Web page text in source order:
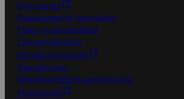
Oiva-raportit
Osuuskauppojen yhteystiedot
Tilaus- ja toimitusehdot
Tietosuojakäytäntö
Palvelun käyttöehdot
Saavutettavuus
Mobiilisovelluksen saavutettavuus
Mainostajalle